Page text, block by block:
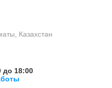
Казахстан
до 18:00